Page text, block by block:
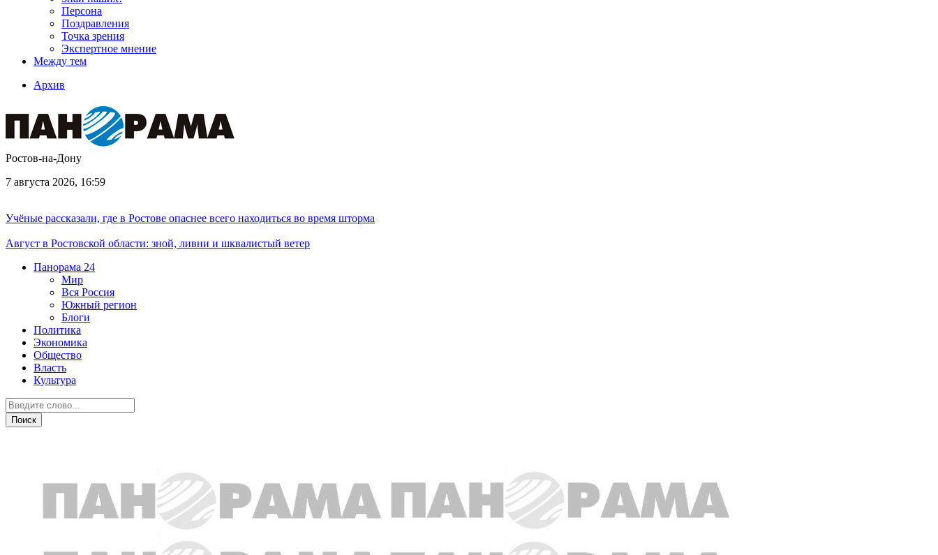
Персона
Поздравления
Точка зрения
Экспертное мнение
Между тем
Архив
Ростов-на-Дону
7 августа 2026, 16:59
Учёные рассказали, где в Ростове опаснее всего находиться во время шторма
Август в Ростовской области: зной, ливни и шквалистый ветер
Панорама 24
Мир
Вся Россия
Южный регион
Блоги
Политика
Экономика
Общество
Власть
Культура